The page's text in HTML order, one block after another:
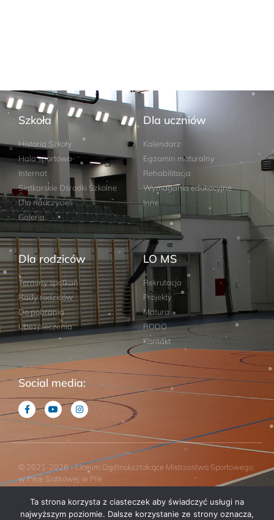
Szkoła
Historia Szkoły
Hala sportowa
Internat
Siatkarskie Ośrodki Szkolne
Dla nauczycieli
Galeria
Dla uczniów
Kalendarz
Egzamin maturalny
Rehabilitacja
Wymagania edukacyjne
Inne
Dla rodziców
Terminy spotkań
Rady rodziców
Do pobrania
Ubezpieczenia
LO MS
Rekrutacja
Projekty
Matura
RODO
Kontakt
Social media:
© 2021-2026 - Liceum Ogólnokształcące Mistrzostwa Sportowego
w Piłce Siatkowej w Pile
Projekt: Studio Horizon
Ta strona korzysta z ciasteczek aby świadczyć usługi na
najwyższym poziomie. Dalsze korzystanie ze strony oznacza,